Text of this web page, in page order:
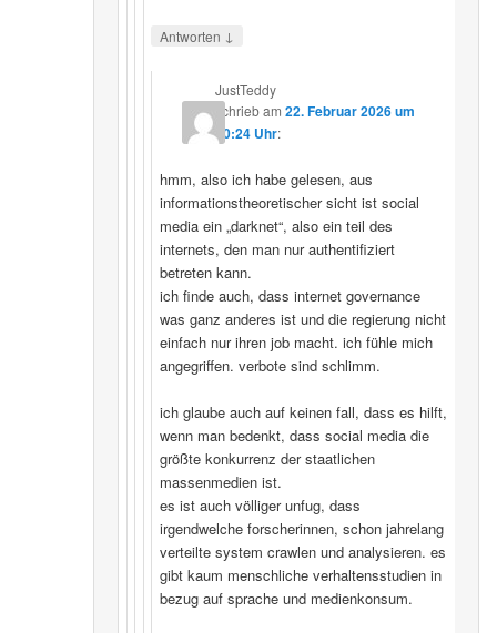
Antworten ↓
JustTeddy
schriebam 22. Februar 2026 um
20:24 Uhr:
hmm, also ich habe gelesen, aus
informationstheoretischer sicht ist social
media ein „darknet“, also ein teil des
internets, den man nur authentifiziert
betreten kann.
ich finde auch, dass internet governance
was ganz anderes ist und die regierung nicht
einfach nur ihren job macht. ich fühle mich
angegriffen. verbote sind schlimm.
ich glaube auch auf keinen fall, dass es hilft,
wenn man bedenkt, dass social media die
größte konkurrenz der staatlichen
massenmedien ist.
es ist auch völliger unfug, dass
irgendwelche forscherinnen, schon jahrelang
verteilte system crawlen und analysieren. es
gibt kaum menschliche verhaltensstudien in
bezug auf sprache und medienkonsum.